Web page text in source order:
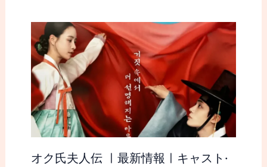
オク氏夫人伝 ㅣ最新情報ㅣキャスト·